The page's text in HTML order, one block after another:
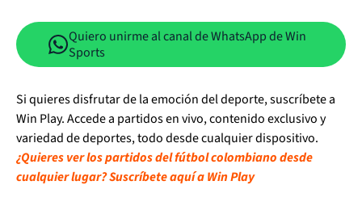
Quiero unirme al canal de WhatsApp de Win
Sports
Si quieres disfrutar de la emoción del deporte, suscríbete a
Win Play. Accede a partidos en vivo, contenido exclusivo y
variedad de deportes, todo desde cualquier dispositivo.
¿Quieres ver los partidos del fútbol colombiano desde
cualquier lugar? Suscríbete aquí a Win Play